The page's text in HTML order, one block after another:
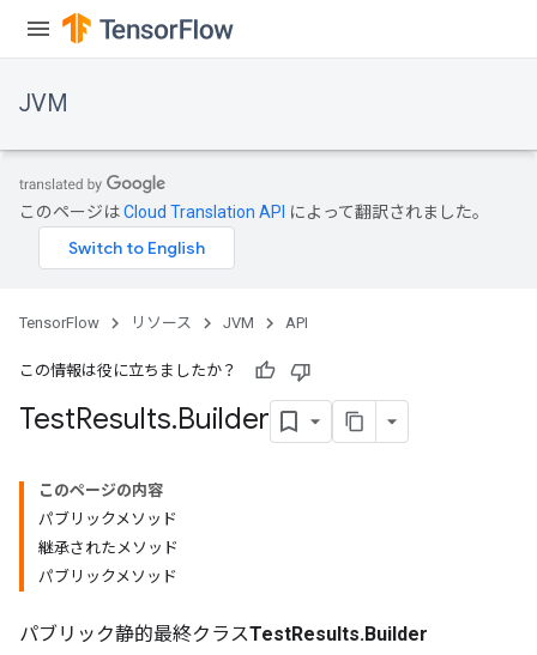
JVM
このページはCloud Translation API によって翻訳されました。
TensorFlow リソース JVM API
この情報は役に立ちましたか？
TestResults.Builder
このページの内容
パブリックメソッド
継承されたメソッド
パブリックメソッド
パブリック静的最終クラスTestResults.Builder